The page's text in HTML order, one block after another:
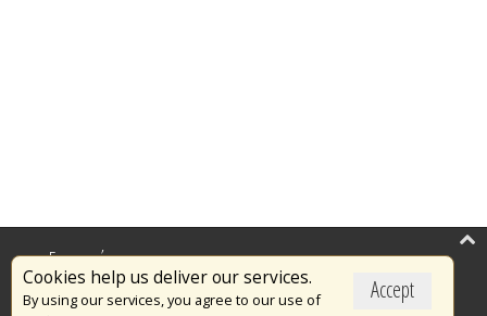
Accept
Cookies help us deliver our services.
By using our services, you agree to our use of
Επικαιρότητα
Το Πυροσβεστικό Σώμα